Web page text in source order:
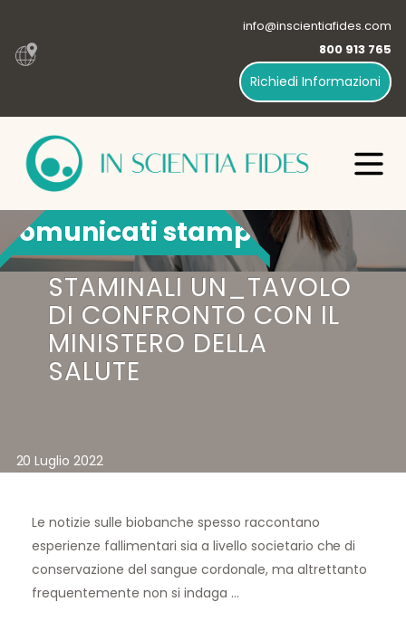
info@inscientiafides.com
800 913 765
Richiedi Informazioni
STAMINALI UN_TAVOLO
DI CONFRONTO CON IL
MINISTERO DELLA
SALUTE
20 Luglio 2022
Comunicati stampa
Le notizie sulle biobanche spesso raccontano
esperienze fallimentari sia a livello societario che di
conservazione del sangue cordonale, ma altrettanto
frequentemente non si indaga …